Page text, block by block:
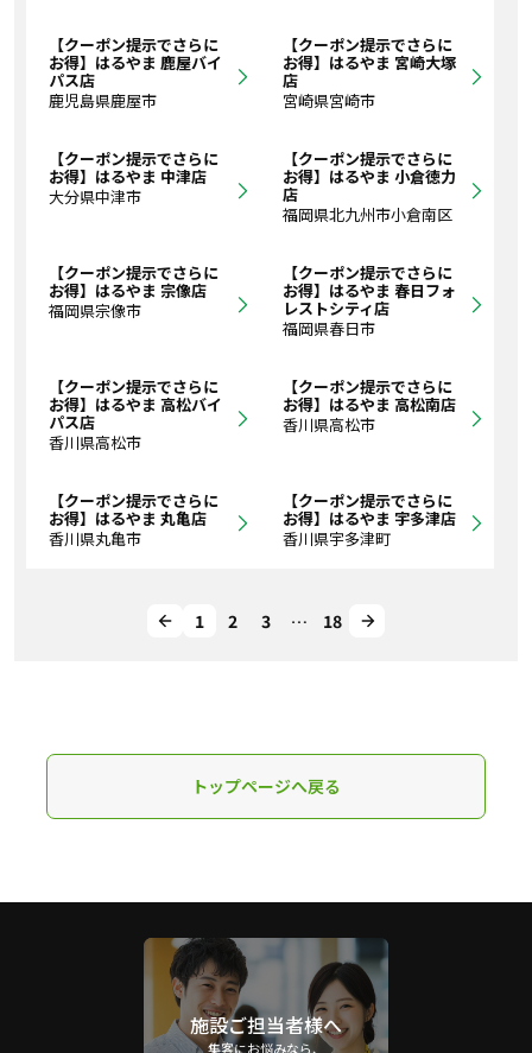
【クーポン提示でさらに
お得】はるやま 鹿屋バイ
パス店
鹿児島県鹿屋市
【クーポン提示でさらに
お得】はるやま 宮崎大塚
店
宮崎県宮崎市
【クーポン提示でさらに
お得】はるやま 中津店
大分県中津市
【クーポン提示でさらに
お得】はるやま 小倉徳力
店
福岡県北九州市小倉南区
【クーポン提示でさらに
お得】はるやま 宗像店
福岡県宗像市
【クーポン提示でさらに
お得】はるやま 春日フォ
レストシティ店
福岡県春日市
【クーポン提示でさらに
お得】はるやま 高松バイ
パス店
香川県高松市
【クーポン提示でさらに
お得】はるやま 高松南店
香川県高松市
【クーポン提示でさらに
お得】はるやま 丸亀店
香川県丸亀市
【クーポン提示でさらに
お得】はるやま 宇多津店
香川県宇多津町
1 2 3 … 18
トップページへ戻る
施設ご担当者様へ
集客にお悩みなら、